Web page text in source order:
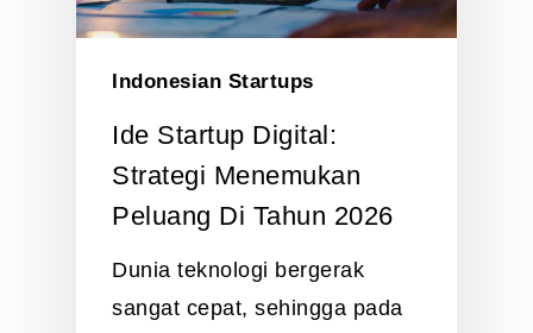
Indonesian Startups
Ide Startup Digital:
Strategi Menemukan
Peluang Di Tahun 2026
Dunia teknologi bergerak
sangat cepat, sehingga pada